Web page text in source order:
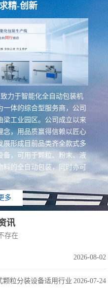
精-创新
力于智能化全自动包装机
体的综合型服务商，公司
梁工业园区。公司成立以来
念，用品质赢得信赖以匠心
展形成目前品类齐全款式多
备，可用于颗粒、粉末、液
的全自动包装，同时亦可
多
讯
存在
2026-08-02
2026-07-24
颗粒分装设备适用行业